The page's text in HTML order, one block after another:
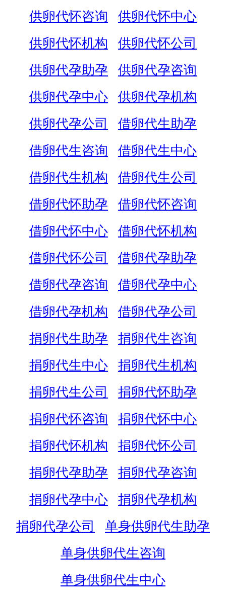
供卵代怀咨询
供卵代怀中心
供卵代怀机构
供卵代怀公司
供卵代孕助孕
供卵代孕咨询
供卵代孕中心
供卵代孕机构
供卵代孕公司
借卵代生助孕
借卵代生咨询
借卵代生中心
借卵代生机构
借卵代生公司
借卵代怀助孕
借卵代怀咨询
借卵代怀中心
借卵代怀机构
借卵代怀公司
借卵代孕助孕
借卵代孕咨询
借卵代孕中心
借卵代孕机构
借卵代孕公司
捐卵代生助孕
捐卵代生咨询
捐卵代生中心
捐卵代生机构
捐卵代生公司
捐卵代怀助孕
捐卵代怀咨询
捐卵代怀中心
捐卵代怀机构
捐卵代怀公司
捐卵代孕助孕
捐卵代孕咨询
捐卵代孕中心
捐卵代孕机构
捐卵代孕公司
单身供卵代生助孕
单身供卵代生咨询
单身供卵代生中心